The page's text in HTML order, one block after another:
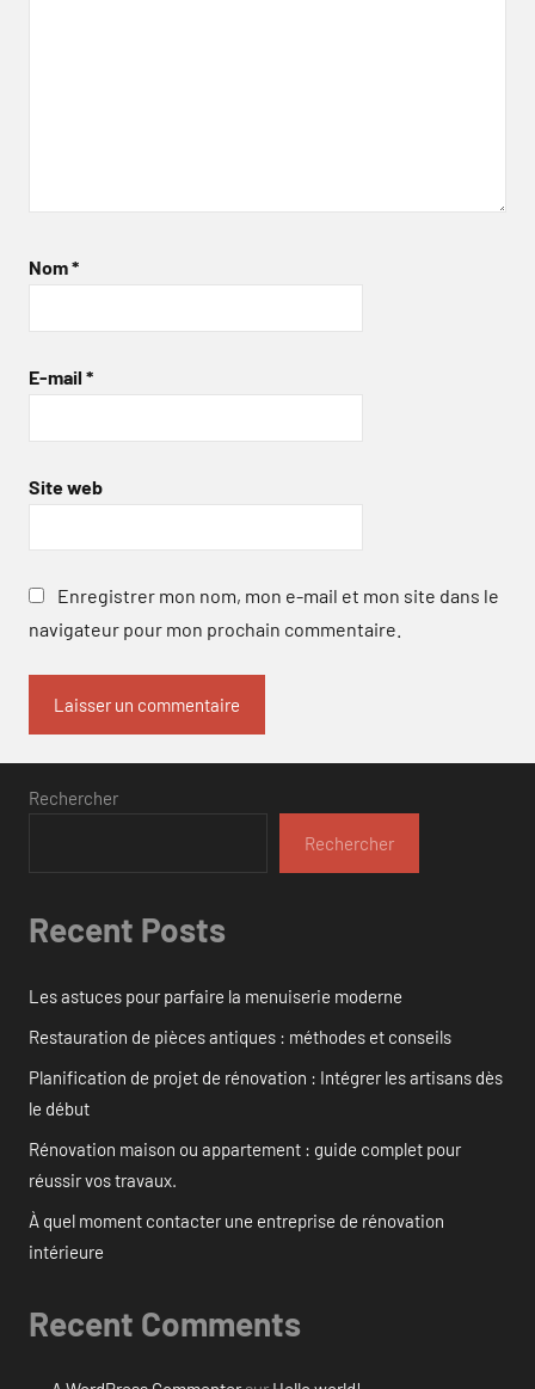
Nom*
E-mail *
Site web
Enregistrer mon nom, mon e-mail et mon site dans le
navigateur pour mon prochain commentaire.
Rechercher
Rechercher
Recent Posts
Les astuces pour parfaire la menuiserie moderne
Restauration de pièces antiques : méthodes et conseils
Planification de projet de rénovation : Intégrer les artisans dès
le début
Rénovation maison ou appartement : guide complet pour
réussir vos travaux.
À quel moment contacter une entreprise de rénovation
intérieure
Recent Comments